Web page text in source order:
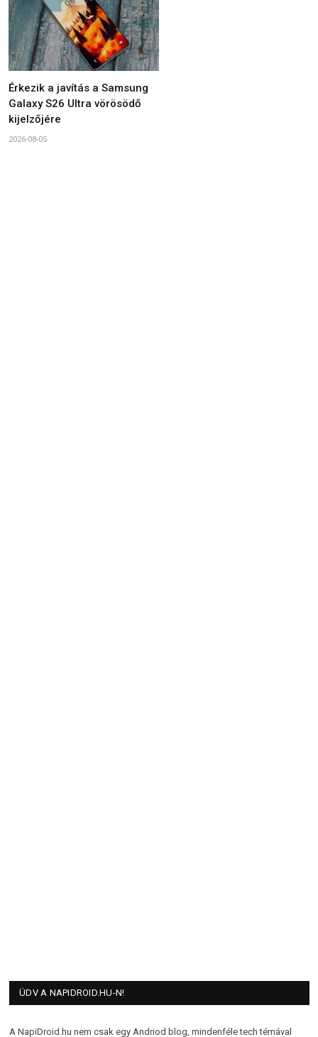
Érkezik a javítás a Samsung
Galaxy S26 Ultra vörösödő
kijelzőjére
2026-08-05
ÜDV A NAPIDROID.HU-N!
A NapiDroid.hu nem csak egy Andriod blog, mindenféle tech témával